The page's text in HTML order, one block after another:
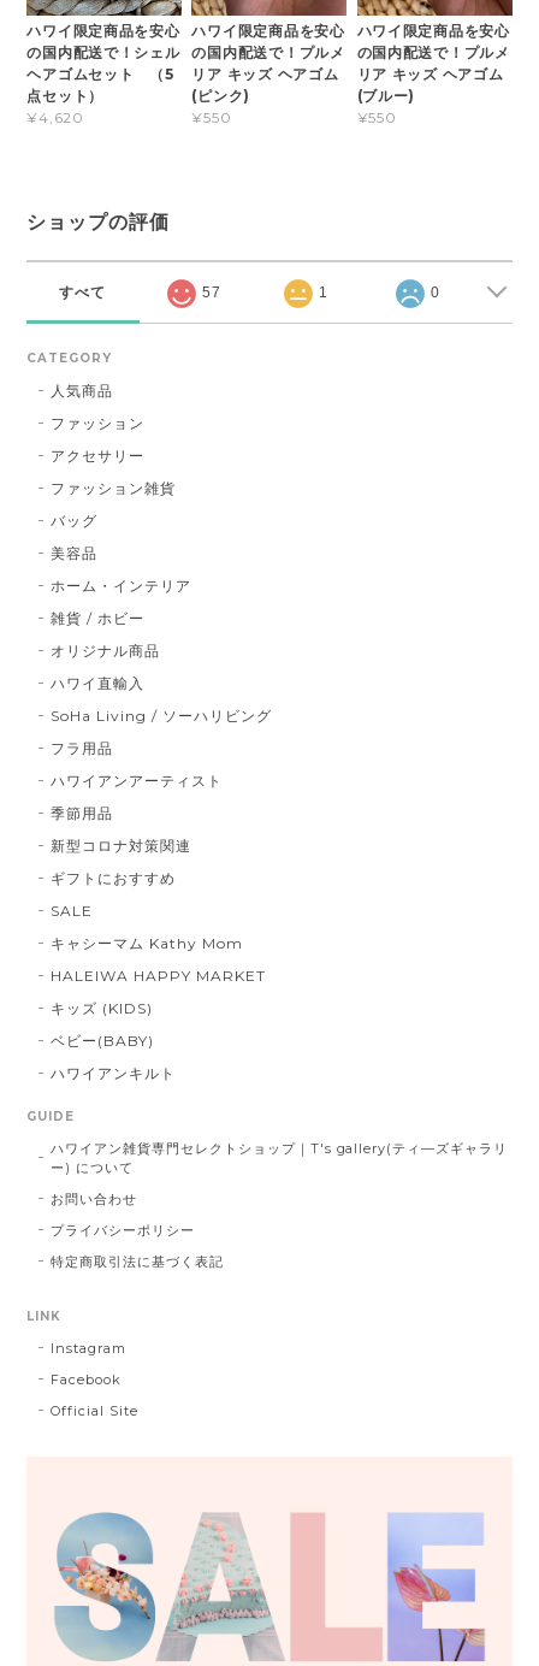
ハワイ限定商品を安心
の国内配送で！シェル
ヘアゴムセット （5
点セット）
¥4,620
ハワイ限定商品を安心
の国内配送で！プルメ
リア キッズ ヘアゴム
(ピンク)
¥550
ハワイ限定商品を安心
の国内配送で！プルメ
リア キッズ ヘアゴム
(ブルー)
¥550
ショップの評価
すべて 57 1 0
CATEGORY
人気商品
ファッション
アクセサリー
ファッション雑貨
バッグ
美容品
ホーム・インテリア
雑貨 / ホビー
オリジナル商品
ハワイ直輸入
SoHa Living / ソーハリビング
フラ用品
ハワイアンアーティスト
季節用品
新型コロナ対策関連
ギフトにおすすめ
SALE
キャシーマム Kathy Mom
HALEIWA HAPPY MARKET
キッズ (KIDS)
ベビー(BABY)
ハワイアンキルト
GUIDE
ハワイアン雑貨専門セレクトショップ｜T's gallery(ティ―ズギャラリ
ー) について
お問い合わせ
プライバシーポリシー
特定商取引法に基づく表記
LINK
Instagram
Facebook
Official Site